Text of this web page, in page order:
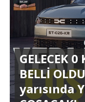
GELECEK
BELLİ
yarısında